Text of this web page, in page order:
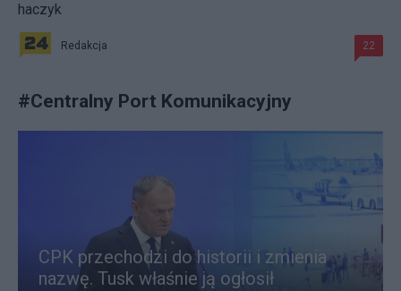
haczyk
Redakcja 22
#Centralny Port Komunikacyjny
CPK przechodzi do historii i zmienia
nazwę. Tusk właśnie ją ogłosił